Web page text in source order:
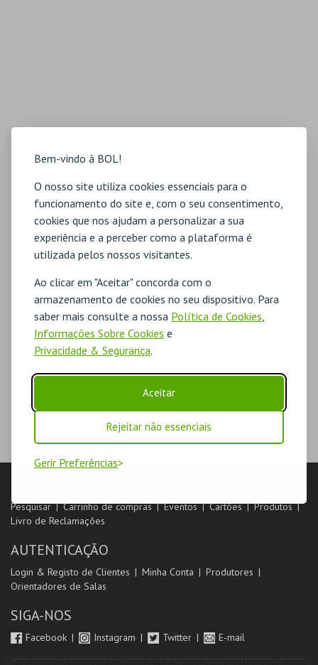
Bem-vindo à BOL!
O nosso site utiliza cookies essenciais para o
funcionamento do site e, com o seu consentimento,
cookies que nos ajudam a personalizar a sua
experiência e a perceber como a plataforma é
utilizada pelos nossos visitantes.
Ao clicar em "Aceitar" concorda com o
armazenamento de cookies no seu dispositivo. Para
saber mais consulte a nossa Política de Cookies
Informações Sobre Cookies e
Privacidade & Segurança.
Aceitar
Rejeitar não essenciais
Gerir Preferências
Pesquisar Carrinho de compras Eventos Cartões
Produtos
Livro de Reclamações
AUTENTICAÇÃO
Login & Registo de Clientes Minha Conta
Produtores
Orientadores de Salas
SIGA-NOS
Facebook Instagram Twitter E-mail